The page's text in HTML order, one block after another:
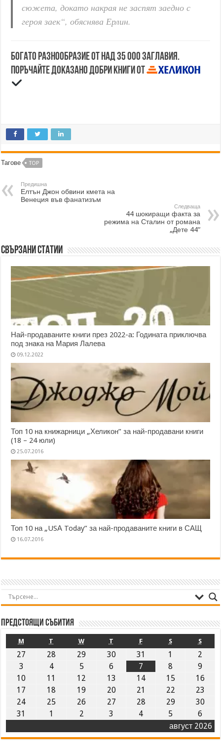
сюжета, докато накрая не заспят заедно с
героя заек“, обяснява Ерлин.
Богато разнообразие от над 35 000 заглавия.
Поръчайте доказано добри книги от
Тагове TOP
Предишна
Елтън Джон обвини кмета на
Венеция във фанатизъм
Следваща
44 шокиращи факта за
режима на Сталин от романа
„Дете 44“
Свързани статии
Най-продаваните книги през 2022-а: Годината приключва
под знака на Мария Лалева
09.12.2022
Топ 10 на книжарници „Хеликон” за най-продавани книги
(18 – 24 юли)
25.07.2016
Топ 10 на „USА Today” за най-продаваните книги в САЩ
16.07.2016
Предстоящи събития
август 2026
M T W T F S S
27 28 29 30 31 1
2
3
4 5 6 7 8
9
10
11 12 13 14 15
16
17
18 19 20 21 22
23
24
25 26 27 28 29
30
31
1 2 3 4 5 6